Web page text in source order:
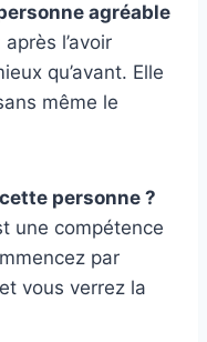
agréable
après l’avoir
qu’avant. Elle
même le
personne ?
une compétence
par
vous verrez la